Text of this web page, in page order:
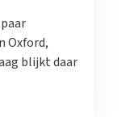
Oxford,
blijkt daar